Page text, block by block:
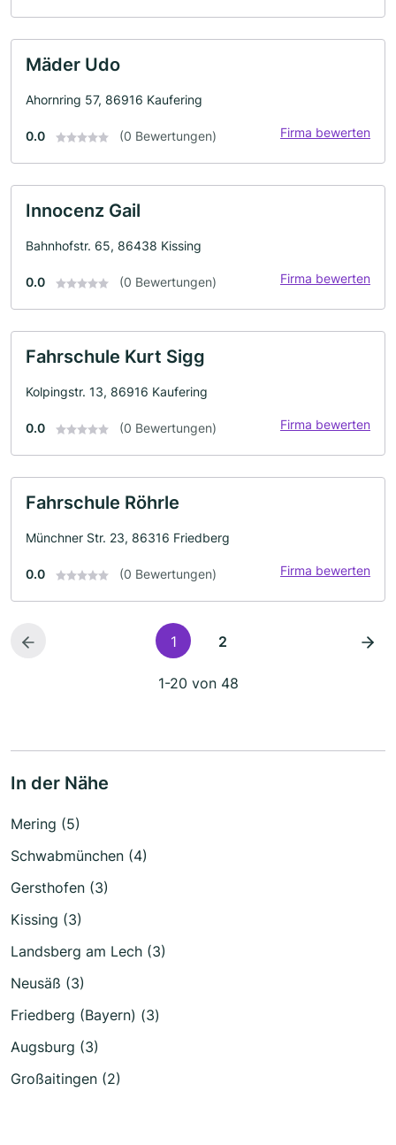
Mäder Udo
Ahornring 57, 86916 Kaufering
0.0 (0 Bewertungen) Firma bewerten
Innocenz Gail
Bahnhofstr. 65, 86438 Kissing
0.0 (0 Bewertungen) Firma bewerten
Fahrschule Kurt Sigg
Kolpingstr. 13, 86916 Kaufering
0.0 (0 Bewertungen) Firma bewerten
Fahrschule Röhrle
Münchner Str. 23, 86316 Friedberg
0.0 (0 Bewertungen) Firma bewerten
1 2
1-20 von 48
In der Nähe
Mering (5)
Schwabmünchen (4)
Gersthofen (3)
Kissing (3)
Landsberg am Lech (3)
Neusäß (3)
Friedberg (Bayern) (3)
Augsburg (3)
Großaitingen (2)